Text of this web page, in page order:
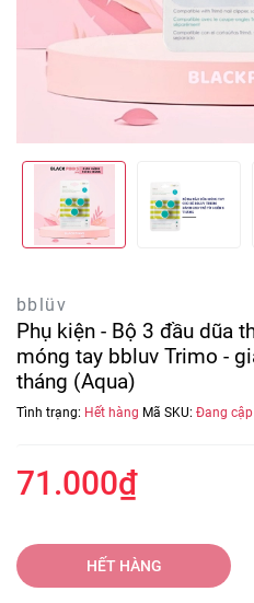
bblüv
Phụ kiện - Bộ 3 đầu dũa
móng tay bbluv Trimo -
tháng (Aqua)
Tình trạng: Hết hàng Mã SKU: Đang
71.000₫
HẾT HÀNG